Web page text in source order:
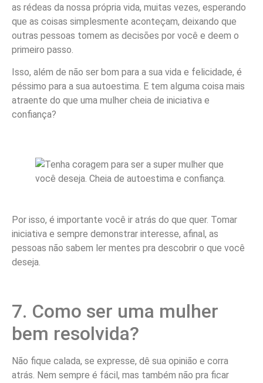
as rédeas da nossa própria vida, muitas vezes, esperando
que as coisas simplesmente aconteçam, deixando que
outras pessoas tomem as decisões por você e deem o
primeiro passo.
Isso, além de não ser bom para a sua vida e felicidade, é
péssimo para a sua autoestima. E tem alguma coisa mais
atraente do que uma mulher cheia de iniciativa e
confiança?
Por isso, é importante você ir atrás do que quer. Tomar
iniciativa e sempre demonstrar interesse, afinal, as
pessoas não sabem ler mentes pra descobrir o que você
deseja.
7. Como ser uma mulher
bem resolvida?
Não fique calada, se expresse, dê sua opinião e corra
atrás. Nem sempre é fácil, mas também não pra ficar